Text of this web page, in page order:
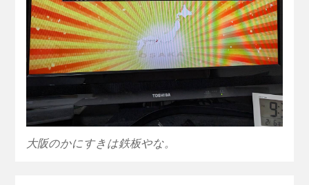
大阪のかにすきは鉄板やな。